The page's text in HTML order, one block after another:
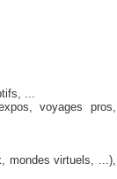
...
voyages pros,
mondes virtuels, ...),